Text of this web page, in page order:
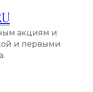
акциям и
и первыми